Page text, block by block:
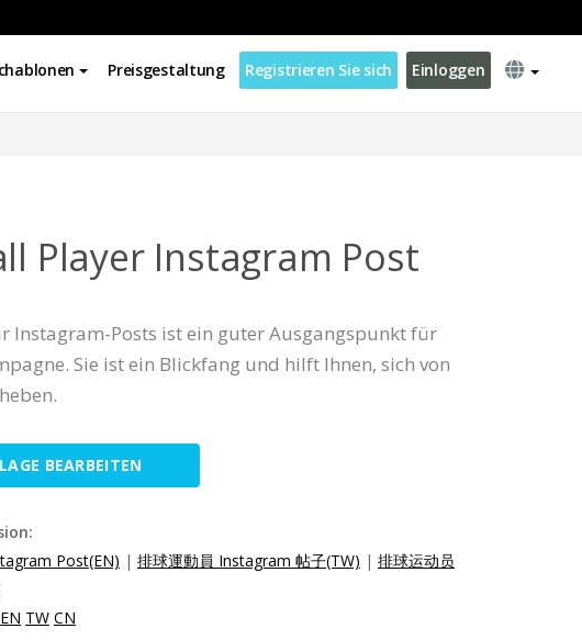
Preisgestaltung Registrieren Sie sich Einloggen
Player Instagram Post
Instagram-Posts ist ein guter Ausgangspunkt für
Sie ist ein Blickfang und hilft Ihnen, sich von
BEARBEITEN
Post(EN) | 排球運動員 Instagram 帖子(TW) | 排球运动员
EN TW CN